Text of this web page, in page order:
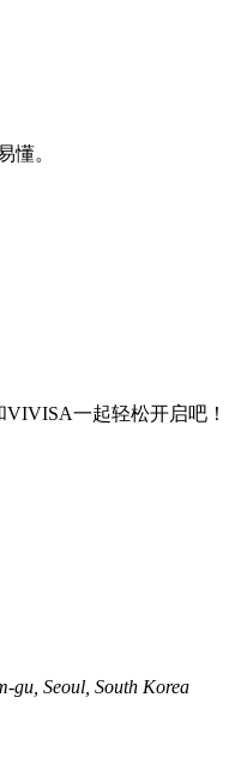
懂。
一起轻松开启吧！
gu, Seoul, South Korea